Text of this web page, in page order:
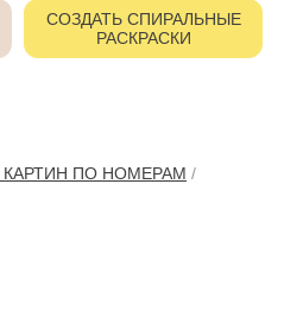
СОЗДАТЬ СПИРАЛЬНЫЕ
РАСКРАСКИ
ПО НОМЕРАМ /